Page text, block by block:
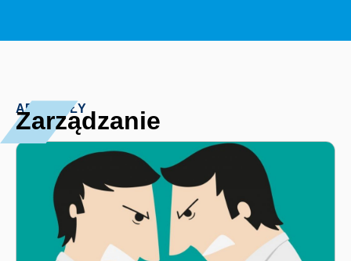
ARTYKUŁY
Zarządzanie​